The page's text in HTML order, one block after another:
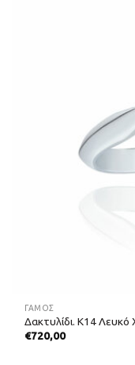
ΓΑΜΟΣ
Δακτυλίδι. Κ14
€720,00